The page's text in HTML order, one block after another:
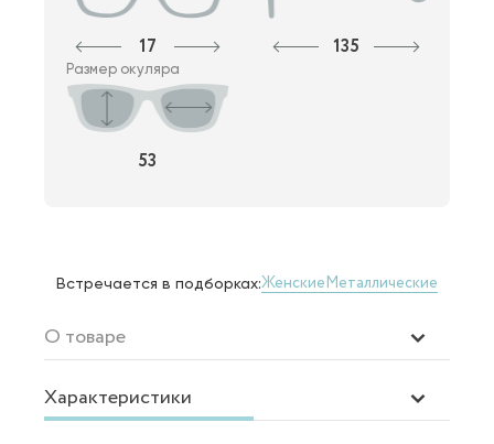
17 135
Размер окуляра
53
Встречается в подборках:ЖенскиеМеталлические
О товаре
Характеристики